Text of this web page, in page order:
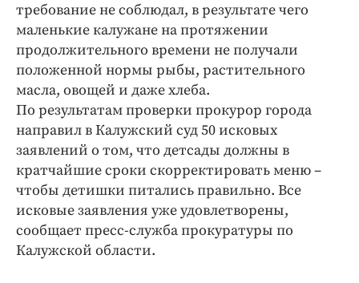
ПРОЕКТЫ
Блоги
Издания
Медиаперсона
Интересное чтиво
Клиника года
Бренд года
Работодатель года
требование не соблюдал, в результате чего
маленькие калужане на протяжении
продолжительного времени не получали
положенной нормы рыбы, растительного
масла, овощей и даже хлеба.
По результатам проверки прокурор города
направил в Калужский суд 50 исковых
заявлений о том, что детсады должны в
кратчайшие сроки скорректировать меню –
чтобы детишки питались правильно. Все
исковые заявления уже удовлетворены,
сообщает пресс-служба прокуратуры по
Калужской области.